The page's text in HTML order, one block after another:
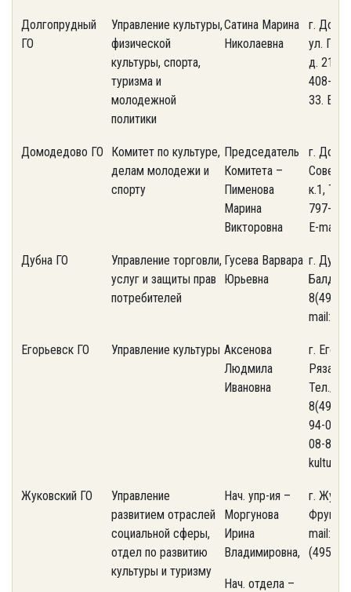
Долгопрудный
ГО
Управление культуры,
физической
культуры, спорта,
туризма и
молодежной
политики
Сатина Марина
Николаевна
г.
ул.
д. 21.
408-74-
33. Е-
Домодедово ГО
Комитет по культуре,
делам молодежи и
спорту
Председатель
Комитета –
Пименова
Марина
Викторовна
г.
к.1,
797-12-
E-mail:
Дубна ГО
Управление торговли,
услуг и защиты прав
потребителей
Гусева Варвара
Юрьевна
г.
mail:
Егорьевск ГО Управление культуры Аксенова
Людмила
Ивановна
г.
Тел./
94-00;
08-82.
kultura-
Жуковский ГО
Управление
развитием отраслей
социальной сферы,
отдел по развитию
культуры и туризму
Нач. упр-ия –
Моргунова
Ирина
Владимировна,
Нач. отдела –
г.
mail:
(495)